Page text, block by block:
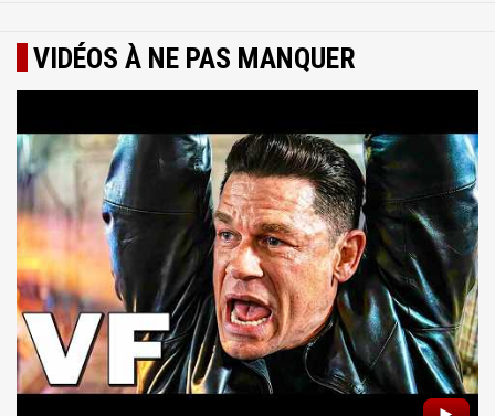
VIDÉOS À NE PAS MANQUER